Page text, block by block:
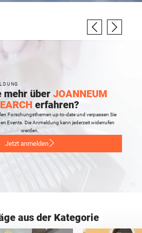
mehr über JOANNEUM
erfahren?
Forschungsthemen up-to-date und verpassen Sie
Events. Die Anmeldung kann jederzeit widerrufen
werden.
Jetzt anmelden
aus der Kategorie